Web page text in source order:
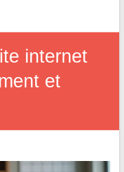
internet
et